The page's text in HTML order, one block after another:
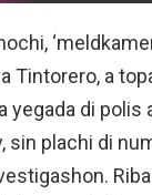
Tintorero, a
di polis
plachi di